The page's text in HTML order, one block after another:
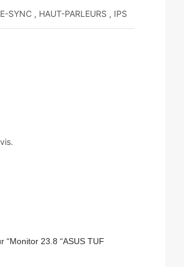
SYNC , HAUT-PARLEURS , IPS
23.8 “ASUS TUF